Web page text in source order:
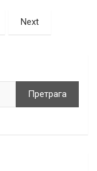
Next
Претрага